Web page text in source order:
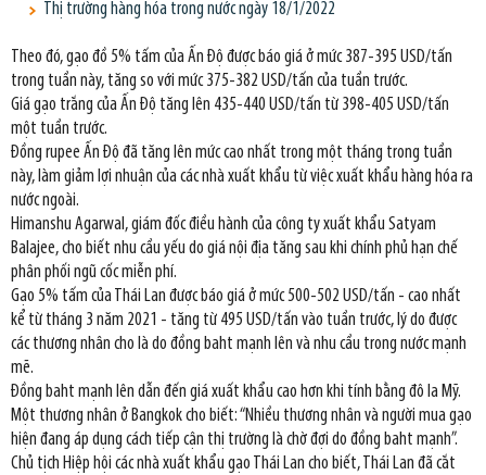
Thị trường hàng hóa trong nước ngày 18/1/2022
Theo đó, gạo đồ 5% tấm của Ấn Độ được báo giá ở mức 387-395 USD/tấn
trong tuần này, tăng so với mức 375-382 USD/tấn của tuần trước.
Giá gạo trắng của Ấn Độ tăng lên 435-440 USD/tấn từ 398-405 USD/tấn
một tuần trước.
Đồng rupee Ấn Độ đã tăng lên mức cao nhất trong một tháng trong tuần
này, làm giảm lợi nhuận của các nhà xuất khẩu từ việc xuất khẩu hàng hóa ra
nước ngoài.
Himanshu Agarwal, giám đốc điều hành của công ty xuất khẩu Satyam
Balajee, cho biết nhu cầu yếu do giá nội địa tăng sau khi chính phủ hạn chế
phân phối ngũ cốc miễn phí.
Gạo 5% tấm của Thái Lan được báo giá ở mức 500-502 USD/tấn - cao nhất
kể từ tháng 3 năm 2021 - tăng từ 495 USD/tấn vào tuần trước, lý do được
các thương nhân cho là do đồng baht mạnh lên và nhu cầu trong nước mạnh
mẽ.
Đồng baht mạnh lên dẫn đến giá xuất khẩu cao hơn khi tính bằng đô la Mỹ.
Một thương nhân ở Bangkok cho biết: “Nhiều thương nhân và người mua gạo
hiện đang áp dụng cách tiếp cận thị trường là chờ đợi do đồng baht mạnh”.
Chủ tịch Hiệp hội các nhà xuất khẩu gạo Thái Lan cho biết, Thái Lan đã cắt